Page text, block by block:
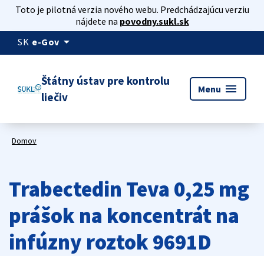
Toto je pilotná verzia nového webu. Predchádzajúcu verziu
nájdete na povodny.sukl.sk
SK e-Gov arrow_drop_down
Štátny ústav pre kontrolu
liečiv
Menu menu
Domov
Trabectedin Teva 0,25 mg
prášok na koncentrát na
infúzny roztok 9691D